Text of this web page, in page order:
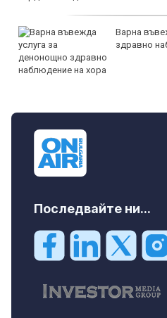
Варна
здравно
Последвайте ни...